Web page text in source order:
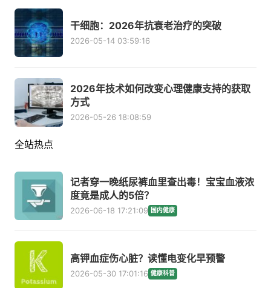
干细胞：2026年抗衰老治疗的突破
2026-05-14 03:59:16
2026年技术如何改变心理健康支持的获取
方式
2026-05-26 18:08:59
全站热点
记者穿一晚纸尿裤血里查出毒！宝宝血液浓
度竟是成人的5倍？
2026-06-18 17:21:09 国内健康
高钾血症伤心脏？读懂电变化早预警
2026-05-30 17:01:16 健康科普